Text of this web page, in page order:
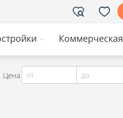
Коммерческая
Цена от до